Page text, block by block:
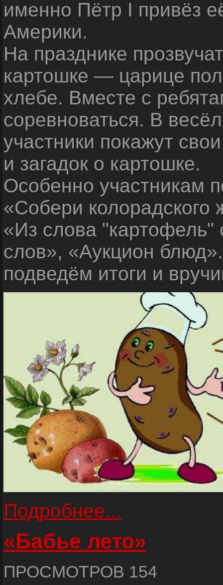
именно Пётр I привёз
Америки.
На празднике
картошке — царице
хлебе. Вместе с
соревноваться. В
участники покажут
и загадок о картошке.
Особенно участникам
«Собери колорадского
«Из слова "картофель"
слов», «Аукцион
подведём итоги и
Подробнее...
«Бабье лето»
ПРОСМОТРОВ 154